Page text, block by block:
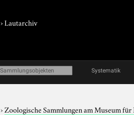
›Lautarchiv
Systematik
›Zoologische Sammlungen am Museum